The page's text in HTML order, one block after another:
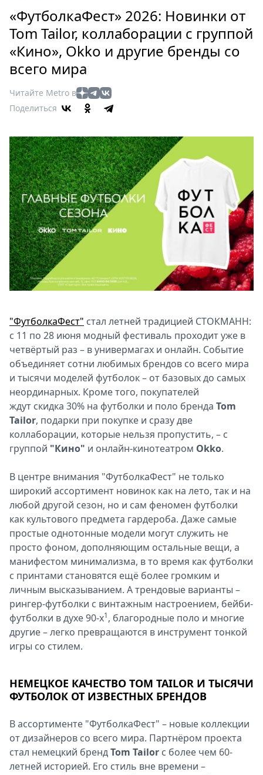
Россия
Мир
Здоровье
Еда
Туризм
Мода
Театр
Афиша
Книги
Выставки
Пресс-
релизы
О
Metro
Стримы
Спецпроекты
Звезды
2026
Скачай
Metro
«ФутболкаФест» 2026: Новинки от
Tom Tailor, коллаборации с группой
«Кино», Okko и другие бренды со
всего мира
Читайте Metro в
Поделиться
"ФутболкаФест" стал летней традицией СТОКМАНН:
с 11 по 28 июня модный фестиваль проходит уже в
четвёртый раз – в универмагах и онлайн. Событие
объединяет сотни любимых брендов со всего мира
и тысячи моделей футболок – от базовых до самых
неординарных. Кроме того, покупателей
ждут скидка 30% на футболки и поло бренда Tom
Tailor, подарки при покупке и сразу две
коллаборации, которые нельзя пропустить, – с
группой "Кино" и онлайн-кинотеатром Okko.
В центре внимания "ФутболкаФест" не только
широкий ассортимент новинок как на лето, так и на
любой другой сезон, но и сам феномен футболки
как культового предмета гардероба. Даже самые
простые однотонные модели могут служить не
просто фоном, дополняющим остальные вещи, а
манифестом минимализма, в то время как футболки
с принтами становятся ещё более громким и
личным высказыванием. А трендовые варианты –
рингер-футболки с винтажным настроением, бейби-
футболки в духе 90-х1, благородные поло и многие
другие – легко превращаются в инструмент тонкой
игры со стилем.
НЕМЕЦКОЕ КАЧЕСТВО TOM TAILOR И ТЫСЯЧИ
ФУТБОЛОК ОТ ИЗВЕСТНЫХ БРЕНДОВ
В ассортименте "ФутболкаФест" – новые коллекции
от дизайнеров со всего мира. Партнёром проекта
стал немецкий брендTom Tailor с более чем 60-
летней историей. Его стиль вне времени –